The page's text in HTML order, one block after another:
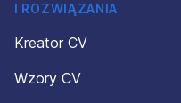
I ROZWIĄZANIA
Kreator CV
Wzory CV